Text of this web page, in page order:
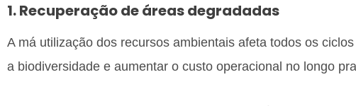
1. Recuperação de áreas degradadas
A má utilização dos recursos ambientais afeta todos os
a biodiversidade e aumentar o custo operacional no longo